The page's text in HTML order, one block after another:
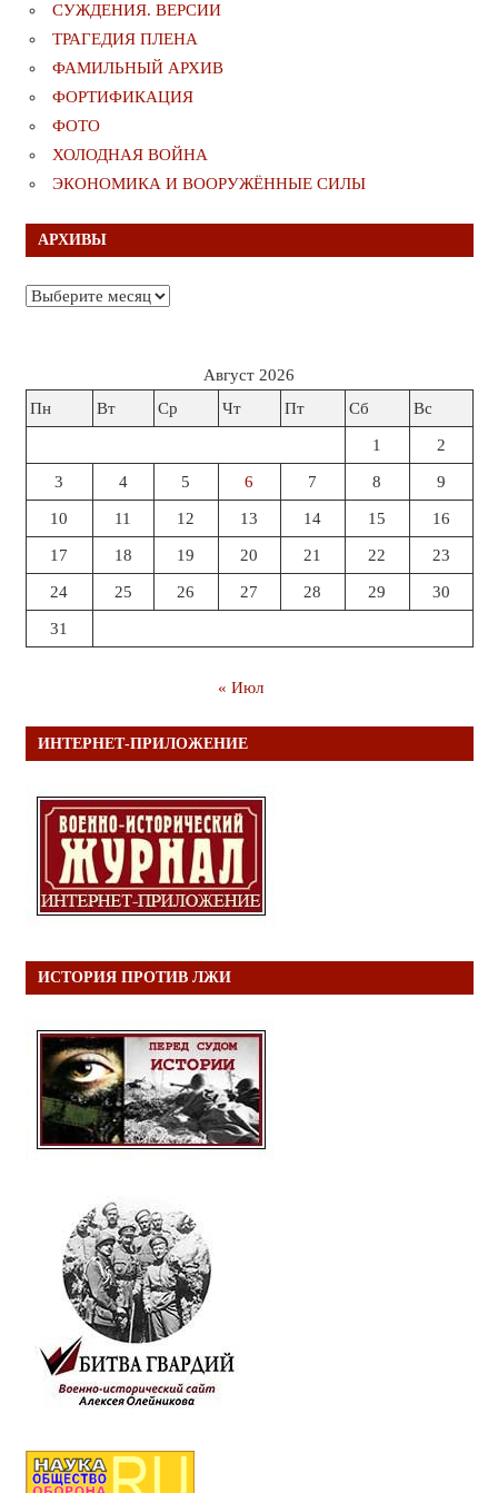
СУЖДЕНИЯ. ВЕРСИИ
ТРАГЕДИЯ ПЛЕНА
ФАМИЛЬНЫЙ АРХИВ
ФОРТИФИКАЦИЯ
ФОТО
ХОЛОДНАЯ ВОЙНА
ЭКОНОМИКА И ВООРУЖЁННЫЕ СИЛЫ
АРХИВЫ
Архивы
Август 2026
Пн
Вт Ср Чт Пт Сб Вс
1 2
3 4 5 6 7 8 9
10 11 12 13 14 15 16
17 18 19 20 21 22 23
24 25 26 27 28 29 30
31
« Июл
ИНТЕРНЕТ-ПРИЛОЖЕНИЕ
ИСТОРИЯ ПРОТИВ ЛЖИ